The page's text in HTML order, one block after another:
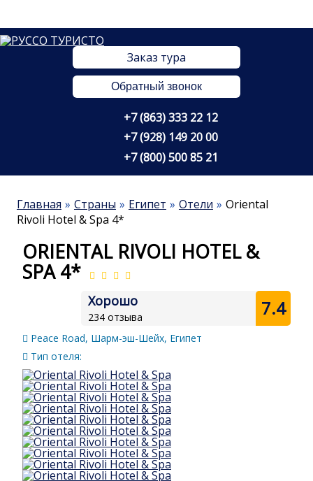
Заказ тура
Обратный звонок
+7 (863) 333 22 12
+7 (928) 149 20 00
+7 (800) 500 85 21
Главная Страны Египет Отели
Oriental
Rivoli Hotel & Spa 4*
ORIENTAL RIVOLI HOTEL &
SPA 4*
Хорошо
234 отзыва 7.4
Peace Road, Шарм-эш-Шейх, Египет
Тип отеля: